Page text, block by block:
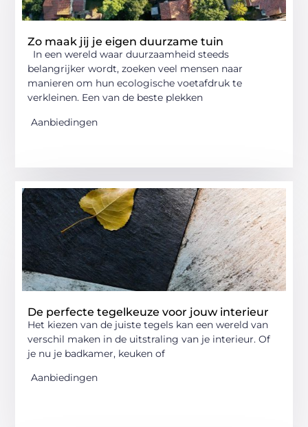
Zo maak jij je eigen duurzame tuin
In een wereld waar duurzaamheid steeds
belangrijker wordt, zoeken veel mensen naar
manieren om hun ecologische voetafdruk te
verkleinen. Een van de beste plekken
Aanbiedingen
De perfecte tegelkeuze voor jouw interieur
Het kiezen van de juiste tegels kan een wereld van
verschil maken in de uitstraling van je interieur. Of
je nu je badkamer, keuken of
Aanbiedingen